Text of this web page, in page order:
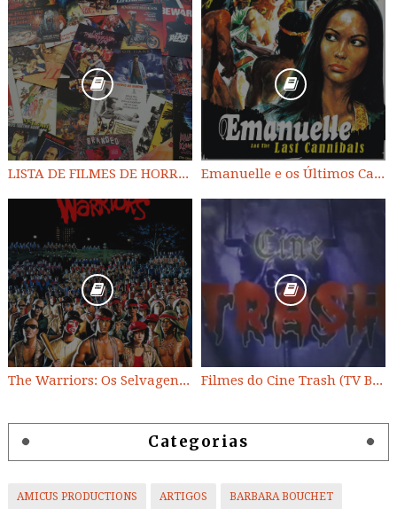
LISTA DE FILMES DE HORROR/ TRASH/ SUSPENSE/ SCI-FI/ EXPLOITATION E OUTROS Emanuelle e os Últimos Canibais
The Warriors: Os Selvagens da Noite Filmes do Cine Trash (TV BAND)
Categorias
AMICUS PRODUCTIONS ARTIGOS BARBARA BOUCHET